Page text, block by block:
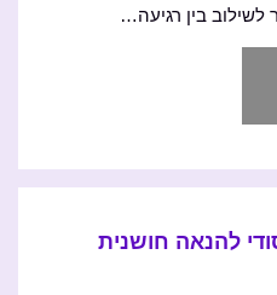
לשילוב בין רגיעה…
להנאה חושנית